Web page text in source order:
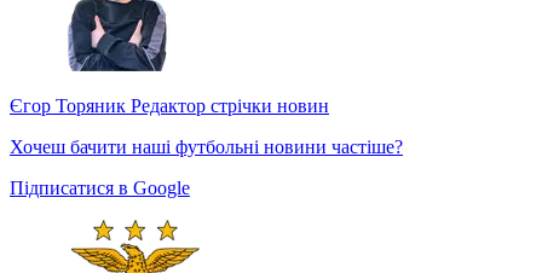
Єгор Торяник Редактор стрічки новин
Хочеш бачити наші футбольні новини частіше?
Підписатися в Google